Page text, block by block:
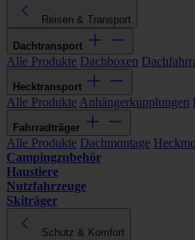
Reisen & Transport
Dachtransport
Alle Produkte Dachboxen
Hecktransport
Alle Produkte Anhängerkupplungen
Fahrradträger
Alle Produkte Dachmontage
Campingzubehör
Haustiere
Nutzfahrzeuge
Skiträger
Schutz & Komfort